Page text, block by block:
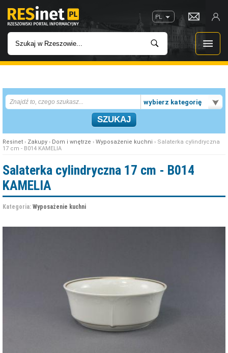
PL
INWESTYCJE
IMPREZY
W KINACH
wybierz kategorię
Resinet › Zakupy › Dom i wnętrze › Wyposażenie kuchni › Salaterka cylindryczna
17 cm - B014 KAMELIA
Salaterka cylindryczna 17 cm - B014
KAMELIA
Kategoria: Wyposażenie kuchni